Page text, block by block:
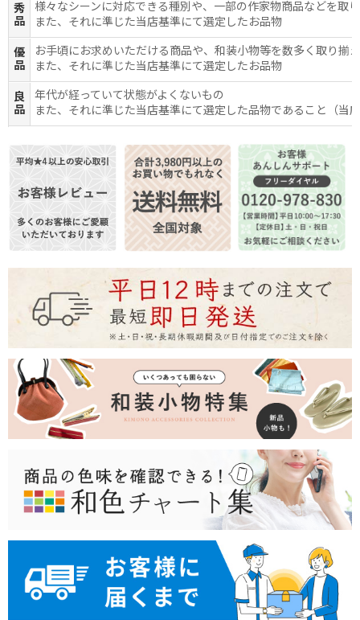
秀
品
様々なシーンに対応できる種別や、一部の作家物商品などを取
また、それに準じた当店基準にて選定したお品物
優
品
お手頃にお求めいただける商品や、和装小物等を数多く取り揃
また、それに準じた当店基準にて選定したお品物
良
品
年代が経っていて状態がよくないもの
また、それに準じた当店基準にて選定した品物であること（当